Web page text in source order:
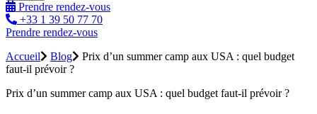
Prendre rendez-vous
+33 1 39 50 77 70
Prendre rendez-vous
Accueil
Blog
Prix d’un summer camp aux USA : quel budget
faut-il prévoir ?
Prix d’un summer camp aux USA : quel budget faut-il prévoir ?